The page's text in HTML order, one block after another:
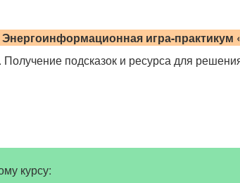
игра-практикум
Получение подсказок и ресурса для
курсу: